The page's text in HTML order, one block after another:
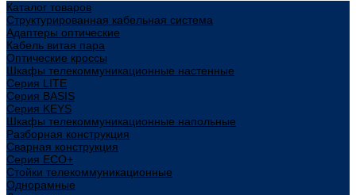
Каталог товаров
Структурированная кабельная система
Адаптеры оптические
Кабель витая пара
Оптические кроссы
Шкафы телекоммуникационные настенные
Cерия LITE
Cерия BASIS
Cерия KEYS
Шкафы телекоммуникационные напольные
Разборная конструкция
Сварная конструкция
Серия ECO+
Стойки телекоммуникационные
Однорамные